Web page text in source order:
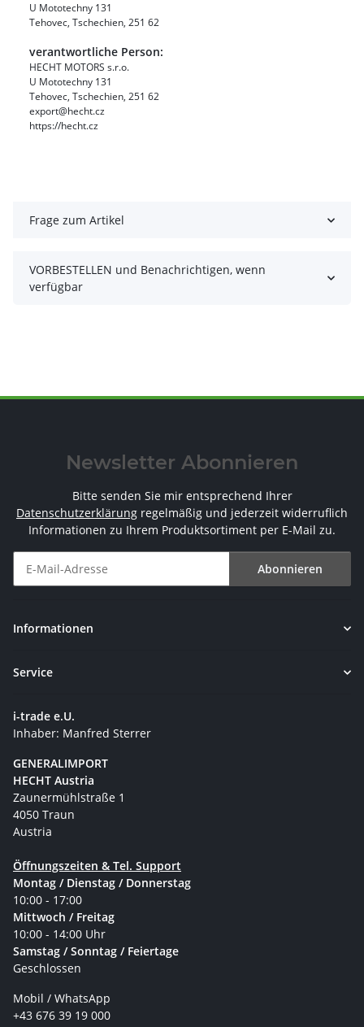
U Mototechny 131
Tehovec, Tschechien, 251 62
verantwortliche Person:
HECHT MOTORS s.r.o.
U Mototechny 131
Tehovec, Tschechien, 251 62
export@hecht.cz
https://hecht.cz
Frage zum Artikel
VORBESTELLEN und Benachrichtigen, wenn
verfügbar
Newsletter Abonnieren
Bitte senden Sie mir entsprechend Ihrer
Datenschutzerklärung regelmäßig und jederzeit widerruflich
Informationen zu Ihrem Produktsortiment per E-Mail zu.
Abonnieren
Informationen
Service
i-trade e.U.
Inhaber: Manfred Sterrer
GENERALIMPORT
HECHT Austria
Zaunermühlstraße 1
4050 Traun
Austria
Öffnungszeiten & Tel. Support
Montag / Dienstag / Donnerstag
10:00 - 17:00
Mittwoch / Freitag
10:00 - 14:00 Uhr
Samstag / Sonntag / Feiertage
Geschlossen
Mobil / WhatsApp
+43 676 39 19 000